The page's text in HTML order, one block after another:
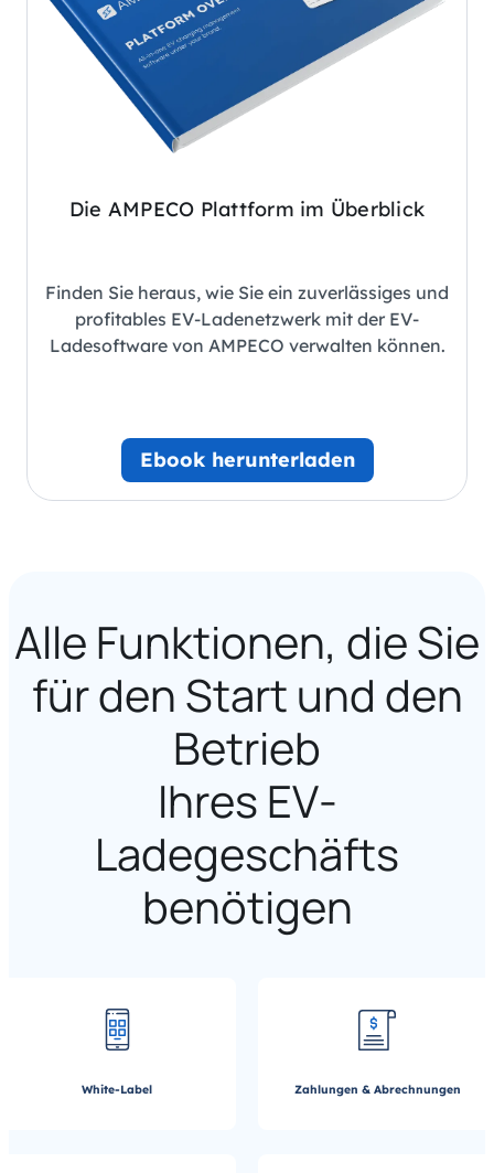
Die AMPECO Plattform im Überblick
Finden Sie heraus, wie Sie ein zuverlässiges und
profitables EV-Ladenetzwerk mit der EV-
Ladesoftware von AMPECO verwalten können.
Ebook herunterladen
Alle Funktionen, die Sie
für den Start und den
Betrieb
Ihres EV-
Ladegeschäfts
benötigen
White-Label Zahlungen & Abrechnungen